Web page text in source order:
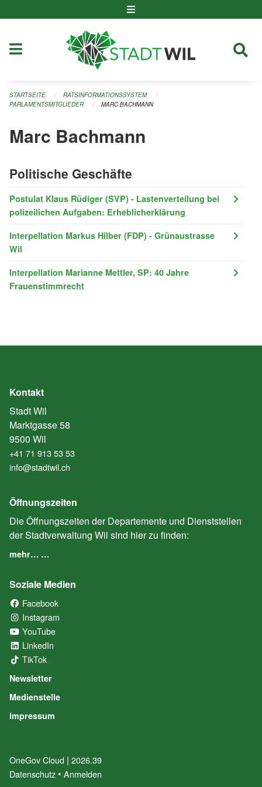
STARTSEITE
RATSINFORMATIONSSYSTEM
PARLAMENTSMITGLIEDER
MARC BACHMANN
Marc Bachmann
Politische Geschäfte
Postulat Klaus Rüdiger (SVP) - Lastenverteilung bei
polizeilichen Aufgaben: Erheblicherklärung
Interpellation Markus Hilber (FDP) - Grünaustrasse
Wil
Interpellation Marianne Mettler, SP: 40 Jahre
Frauenstimmrecht
Kontakt
Stadt Wil
Marktgasse 58
9500 Wil
+41 71 913 53 53
info@stadtwil.ch
Öffnungszeiten
Die Öffnungszeiten der Departemente und Dienststellen
der Stadtverwaltung Wil sind hier zu finden:
mehr… …
Soziale Medien
Facebook
Instagram
YouTube
LinkedIn
TikTok
Newsletter
Medienstelle
Impressum
OneGov Cloud (External Link)
| 2026.39
Datenschutz (External Link)
Anmelden